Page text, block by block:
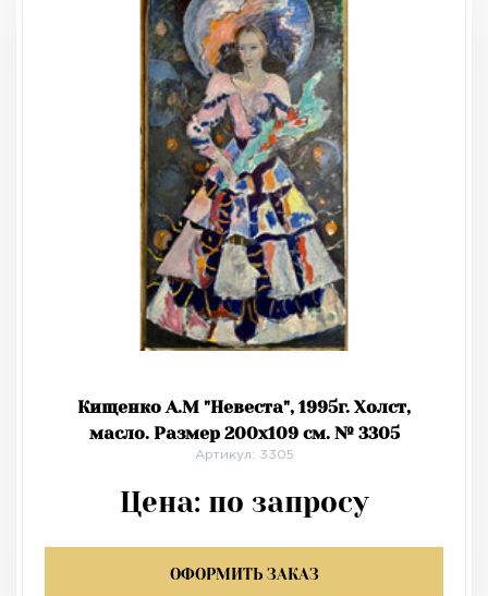
Кищенко А.М "Невеста", 1995г. Холст,
масло. Размер 200х109 см. № 3305
Артикул: 3305
Цена: по запросу
ОФОРМИТЬ ЗАКАЗ